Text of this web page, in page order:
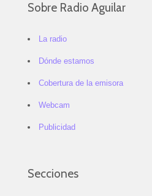
Sobre Radio Aguilar
La radio
Dónde estamos
Cobertura de la emisora
Webcam
Publicidad
Secciones